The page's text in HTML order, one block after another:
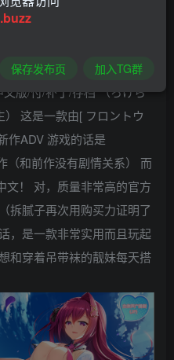
版/付/补丁/存档 （ろけら
这是一款由[ フロントウ
作ADV 游戏的话是
（和前作没有剧情关系） 而
文！ 对，质量非常高的官方
拆腻子再次用购买力证明了
是一款非常实用而且玩起
和穿着吊带袜的靓妹每天搭
保存发布页 加入TG群